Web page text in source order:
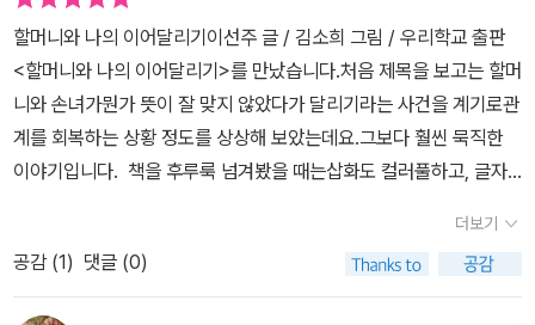
나는 어린 소녀들이 ‘잘’ 살아갈 수 있도록 도와줄 것이다.
할머니와 나의 이어달리기이선주 글 / 김소희 그림 / 우리학교 출판
<할머니와 나의 이어달리기>를 만났습니다.처음 제목을 보고는 할머
니와 손녀가뭔가 뜻이 잘 맞지 않았다가 달리기라는 사건을 계기로관
계를 회복하는 상황 정도를 상상해 보았는데요.그보다 훨씬 묵직한
이야기입니다. 책을 후루룩 넘겨봤을 때는삽화도 컬러풀하고, 글자
을 읽던 아이가 중반 이상쯤 가자“엄마 이거 너무 어려워”하고 책을
제게 주고 가버렸는데요. ;; 처음엔 단순히 글밥이 많아서 그런 줄 알
았습니다.그런데 제가 책을 막상 읽어보니,음.. 초등 중학년 수준인 저
더보기
공감 (1) 댓글 (0)